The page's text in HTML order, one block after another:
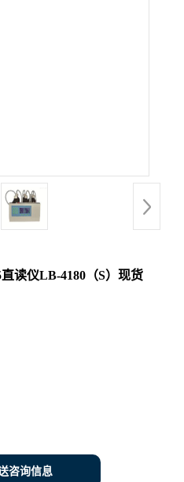
读仪LB-4180（S）现货
咨询信息